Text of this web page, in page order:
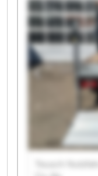
Gmbh & Co. Kg
Teusch
Nutzfahrzeuge
Gmbh & Co. Kg
Teusch
Nutzfahrzeuge
Gmbh & Co. Kg
Teusch
Nutzfahrzeuge
Gmbh & Co. Kg
Teusch